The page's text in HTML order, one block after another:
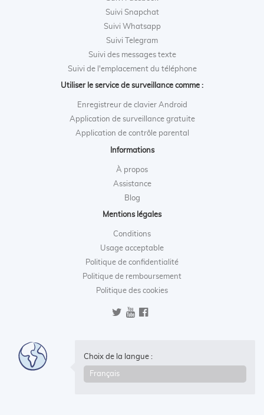
Suivi Snapchat
Suivi Whatsapp
Suivi Telegram
Suivi des messages texte
Suivi de l'emplacement du téléphone
Utiliser le service de surveillance comme :
Enregistreur de clavier Android
Application de surveillance gratuite
Application de contrôle parental
Informations
À propos
Assistance
Blog
Mentions légales
Conditions
Usage acceptable
Politique de confidentialité
Politique de remboursement
Politique des cookies
Choix de la langue :